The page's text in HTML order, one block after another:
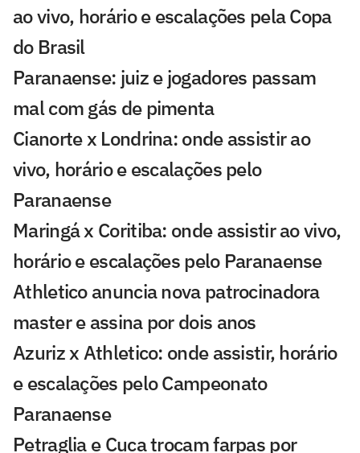
ao vivo, horário e escalações pela Copa
do Brasil
Paranaense: juiz e jogadores passam
mal com gás de pimenta
Cianorte x Londrina: onde assistir ao
vivo, horário e escalações pelo
Paranaense
Maringá x Coritiba: onde assistir ao vivo,
horário e escalações pelo Paranaense
Athletico anuncia nova patrocinadora
master e assina por dois anos
Azuriz x Athletico: onde assistir, horário
e escalações pelo Campeonato
Paranaense
Petraglia e Cuca trocam farpas por